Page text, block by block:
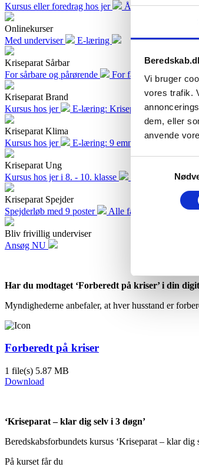
Vi bruger
vores trafik.
dem, eller
anvende
Kursus eller foredrag hos jer
Åbne kurser med
Onlinekurser
Med underviser
E-læring
Kriseparat Sårbar
For sårbare og pårørende
For fagpersoner og
Kriseparat Brand
Kursus hos jer
E-læring: Kriseparat Brand
Kriseparat Klima
Kursus hos jer
E-læring: 9 emner
Kriseparat Ung
Kursus hos jer i 8. - 10. klasse
E-læring: 8.-10.
Kriseparat Spejder
Spejderløb med 9 poster
Alle får et
Bliv frivillig underviser
Ansøg NU
Har du modtaget ‘Forberedt på kriser’ i din
Myndighederne anbefaler, at hver husstand er
Forberedt på kriser
1 file(s) 5.87 MB
Download
‘Kriseparat – klar dig selv i 3 døgn’
Beredskabsforbundets kursus ‘Kriseparat – klar
På kurset får du